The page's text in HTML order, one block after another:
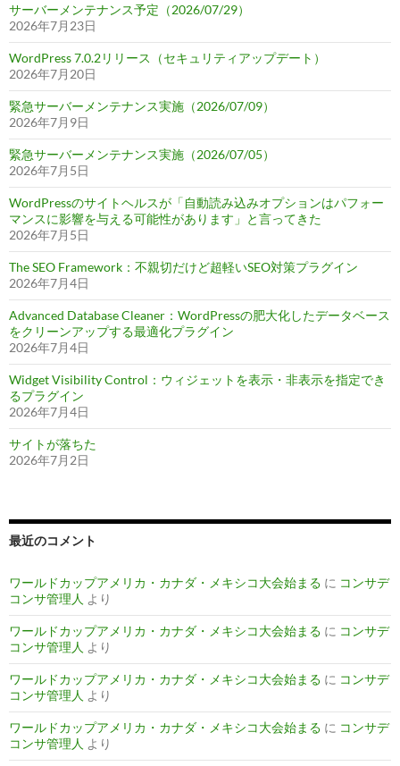
サーバーメンテナンス予定（2026/07/29）
2026年7月23日
WordPress 7.0.2リリース（セキュリティアップデート）
2026年7月20日
緊急サーバーメンテナンス実施（2026/07/09）
2026年7月9日
緊急サーバーメンテナンス実施（2026/07/05）
2026年7月5日
WordPressのサイトヘルスが「自動読み込みオプションはパフォー
マンスに影響を与える可能性があります」と言ってきた
2026年7月5日
The SEO Framework：不親切だけど超軽いSEO対策プラグイン
2026年7月4日
Advanced Database Cleaner：WordPressの肥大化したデータベース
をクリーンアップする最適化プラグイン
2026年7月4日
Widget Visibility Control：ウィジェットを表示・非表示を指定でき
るプラグイン
2026年7月4日
サイトが落ちた
2026年7月2日
最近のコメント
ワールドカップアメリカ・カナダ・メキシコ大会始まる に コンサデ
コンサ管理人 より
ワールドカップアメリカ・カナダ・メキシコ大会始まる に コンサデ
コンサ管理人 より
ワールドカップアメリカ・カナダ・メキシコ大会始まる に コンサデ
コンサ管理人 より
ワールドカップアメリカ・カナダ・メキシコ大会始まる に コンサデ
コンサ管理人 より